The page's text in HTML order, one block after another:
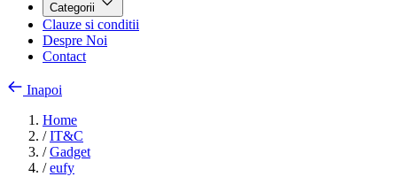
Categorii
Clauze si conditii
Despre Noi
Contact
Inapoi
Home
/ IT&C
/ Gadget
/ eufy